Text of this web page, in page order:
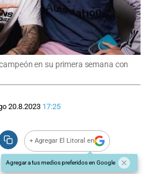
en su primera semana con
20.8.2023 17:25
+ Agregar El Litoral en
Agregar a tus medios preferidos en Google